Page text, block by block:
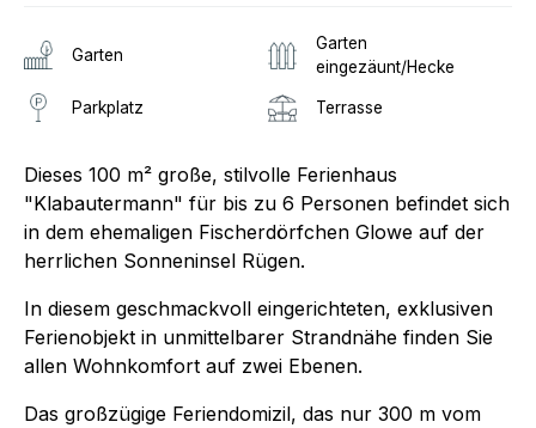
Garten
Garten
eingezäunt/Hecke
Parkplatz Terrasse
Dieses 100 m² große, stilvolle Ferienhaus
"Klabautermann" für bis zu 6 Personen befindet sich
in dem ehemaligen Fischerdörfchen Glowe auf der
herrlichen Sonneninsel Rügen.
In diesem geschmackvoll eingerichteten, exklusiven
Ferienobjekt in unmittelbarer Strandnähe finden Sie
allen Wohnkomfort auf zwei Ebenen.
Das großzügige Feriendomizil, das nur 300 m vom